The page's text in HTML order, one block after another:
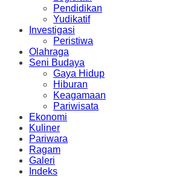
Pendidikan
Yudikatif
Investigasi
Peristiwa
Olahraga
Seni Budaya
Gaya Hidup
Hiburan
Keagamaan
Pariwisata
Ekonomi
Kuliner
Pariwara
Ragam
Galeri
Indeks